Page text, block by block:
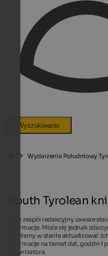
Wyszukiwanie
Wydarzenia Południowy
South Tyrolean
Nasz zespół redakcyjny zawsze
informacje. Może się jednak
będziemy w stanie aktualizować
informacje na temat dat, godzin i
organizatora.